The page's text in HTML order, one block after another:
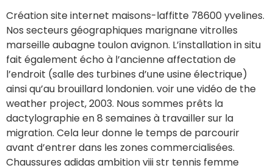
Création site internet maisons-laffitte 78600 yvelines.
Nos secteurs géographiques marignane vitrolles
marseille aubagne toulon avignon. L’installation in situ
fait également écho à l’ancienne affectation de
l’endroit (salle des turbines d’une usine électrique)
ainsi qu’au brouillard londonien. voir une vidéo de the
weather project, 2003. Nous sommes prêts la
dactylographie en 8 semaines à travailler sur la
migration. Cela leur donne le temps de parcourir
avant d’entrer dans les zones commercialisées.
Chaussures adidas ambition viii str tennis femme